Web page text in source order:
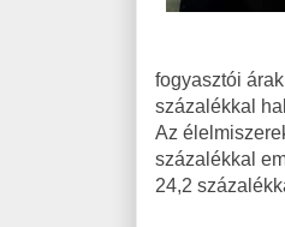
fogyasztói
százalékkal
Az
százalékkal
24,2